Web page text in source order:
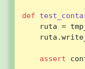
def
ruta =
assert